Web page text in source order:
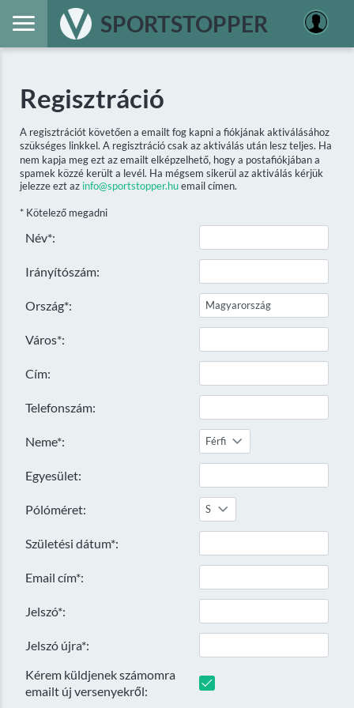
SPORTSTOPPER
Regisztráció
A regisztrációt követően a emailt fog kapni a fiókjának aktiválásához
szükséges linkkel. A regisztráció csak az aktiválás után lesz teljes. Ha
nem kapja meg ezt az emailt elképzelhető, hogy a postafiókjában a
spamek közzé került a levél. Ha mégsem sikerül az aktiválás kérjük
jelezze ezt az info@sportstopper.huemail címen.
* Kötelező megadni
Név*:
Irányítószám:
Ország*:
Város*:
Cím:
Telefonszám:
Neme*: Férfi
Egyesület:
Pólóméret: S
Születési dátum*:
Email cím*:
Jelszó*:
Jelszó újra*:
Kérem küldjenek számomra
emailt új versenyekről: